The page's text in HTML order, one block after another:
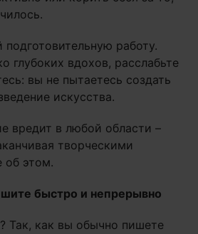
работу.
глубоких вдохов, расслабьте
вы не пытаетесь создать
искусства.
вредит в любой области –
творческими
об этом.
быстро и непрерывно
Так, как вы обычно пишете